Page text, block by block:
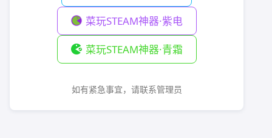
菜玩STEAM神器·紫电
菜玩STEAM神器·青霜
如有紧急事宜，请联系管理员